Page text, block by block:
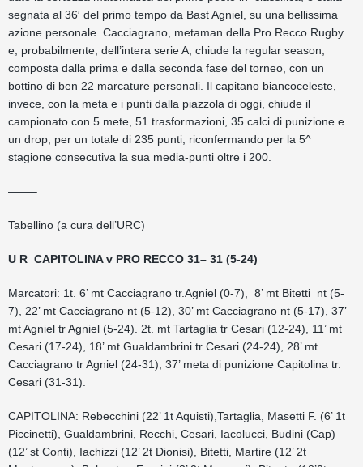
segnata al 36′ del primo tempo da Bast Agniel, su una bellissima
azione personale. Cacciagrano, metaman della Pro Recco Rugby
e, probabilmente, dell’intera serie A, chiude la regular season,
composta dalla prima e dalla seconda fase del torneo, con un
bottino di ben 22 marcature personali. Il capitano biancoceleste,
invece, con la meta e i punti dalla piazzola di oggi, chiude il
campionato con 5 mete, 51 trasformazioni, 35 calci di punizione e
un drop, per un totale di 235 punti, riconfermando per la 5^
stagione consecutiva la sua media-punti oltre i 200.
——–
Tabellino (a cura dell’URC)
U R CAPITOLINA v PRO RECCO 31– 31 (5-24)
Marcatori: 1t. 6’ mt Cacciagrano tr.Agniel (0-7), 8’ mt Bitetti nt (5-
7), 22’ mt Cacciagrano nt (5-12), 30’ mt Cacciagrano nt (5-17), 37’
mt Agniel tr Agniel (5-24). 2t. mt Tartaglia tr Cesari (12-24), 11’ mt
Cesari (17-24), 18’ mt Gualdambrini tr Cesari (24-24), 28’ mt
Cacciagrano tr Agniel (24-31), 37’ meta di punizione Capitolina tr.
Cesari (31-31).
CAPITOLINA: Rebecchini (22’ 1t Aquisti),Tartaglia, Masetti F. (6’ 1t
Piccinetti), Gualdambrini, Recchi, Cesari, Iacolucci, Budini (Cap)
(12’ st Conti), Iachizzi (12’ 2t Dionisi), Bitetti, Martire (12’ 2t